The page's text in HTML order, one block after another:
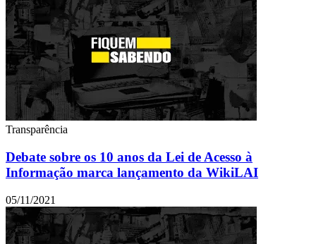
Transparência
Debate sobre os 10 anos da Lei de Acesso à
Informação marca lançamento da WikiLAI
05/11/2021